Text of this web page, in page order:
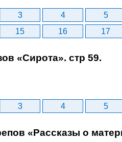
3 4 5
15 16 17
«Сирота». стр 59.
3 4 5
«Рассказы о